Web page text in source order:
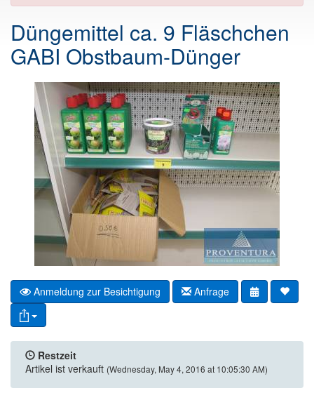
Düngemittel ca. 9 Fläschchen
GABI Obstbaum-Dünger
Anmeldung zur Besichtigung Anfrage
Restzeit
Artikel ist verkauft (Wednesday, May 4, 2016 at 10:05:30 AM)